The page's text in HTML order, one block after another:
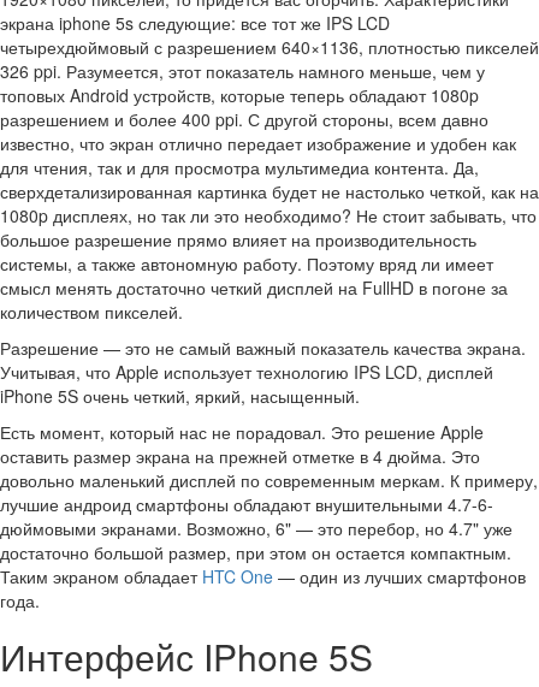
экрана iphone 5s следующие: все тот же IPS LCD
четырехдюймовый с разрешением 640×1136, плотностью пикселей
326 ppi. Разумеется, этот показатель намного меньше, чем у
топовых Android устройств, которые теперь обладают 1080p
разрешением и более 400 ppi. С другой стороны, всем давно
известно, что экран отлично передает изображение и удобен как
для чтения, так и для просмотра мультимедиа контента. Да,
сверхдетализированная картинка будет не настолько четкой, как на
1080p дисплеях, но так ли это необходимо? Не стоит забывать, что
большое разрешение прямо влияет на производительность
системы, а также автономную работу. Поэтому вряд ли имеет
смысл менять достаточно четкий дисплей на FullHD в погоне за
количеством пикселей.
Разрешение — это не самый важный показатель качества экрана.
Учитывая, что Apple использует технологию IPS LCD, дисплей
iPhone 5S очень четкий, яркий, насыщенный.
Есть момент, который нас не порадовал. Это решение Apple
оставить размер экрана на прежней отметке в 4 дюйма. Это
довольно маленький дисплей по современным меркам. К примеру,
лучшие андроид смартфоны обладают внушительными 4.7-6-
дюймовыми экранами. Возможно, 6" — это перебор, но 4.7" уже
достаточно большой размер, при этом он остается компактным.
Таким экраном обладает HTC One — один из лучших смартфонов
года.
Интерфейс IPhone 5S